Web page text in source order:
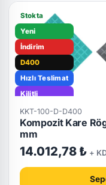
Stokta
Yeni
İndirim
D400
Hızlı Teslimat
Kilitli
KKT-100-D-D400
Kompozit Kare
mm
14.012,78 ₺ +